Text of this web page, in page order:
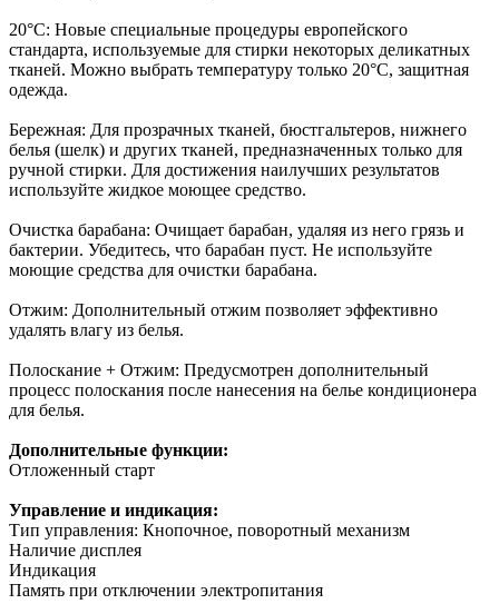
20°С: Новые специальные процедуры европейского
стандарта, используемые для стирки некоторых деликатных
тканей. Можно выбрать температуру только 20°C, защитная
одежда.
Бережная: Для прозрачных тканей, бюстгальтеров, нижнего
белья (шелк) и других тканей, предназначенных только для
ручной стирки. Для достижения наилучших результатов
используйте жидкое моющее средство.
Очистка барабана: Очищает барабан, удаляя из него грязь и
бактерии. Убедитесь, что барабан пуст. Не используйте
моющие средства для очистки барабана.
Отжим: Дополнительный отжим позволяет эффективно
удалять влагу из белья.
Полоскание + Отжим: Предусмотрен дополнительный
процесс полоскания после нанесения на белье кондиционера
для белья.
Дополнительные функции:
Отложенный старт
Управление и индикация:
Тип управления: Кнопочное, поворотный механизм
Наличие дисплея
Индикация
Память при отключении электропитания